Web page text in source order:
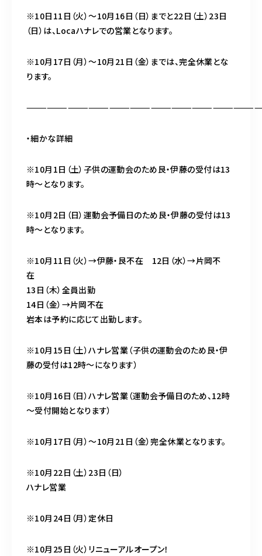
※10日11日（火）～10月16日（日）までと22日（土）23日
（日）は、Locaハナレでの営業となります。
※10月17日（月）～10月21日（金）までは、完全休業とな
ります。
・細かな詳細
※10月1日（土）子供の運動会のため艮・伊藤の受付は13
時～となります。
※10月2日（日）運動会予備日のため艮・伊藤の受付は13
時～となります。
※10月11日（火）→伊藤・艮不在 12日（水）→片岡不
在
13日（木）全員出勤
14日（金）→片岡不在
岩本は予約に応じて出勤します。
※10月15日（土）ハナレ営業（子供の運動会のため艮・伊
藤の受付は12時～になります）
※10月16日（日）ハナレ営業（運動会予備日のため、12時
～受付開始となります）
※10月17日（月）～10月21日（金）完全休業となります。
※10月22日（土）23日（日）
ハナレ営業
※10月24日（月）定休日
※10月25日（火）リニューアルオープン！